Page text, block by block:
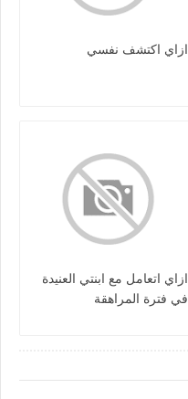
ازاي اكتشف نفسي
ازاي اتعامل مع ابنتي العنيدة
في فترة المراهقة